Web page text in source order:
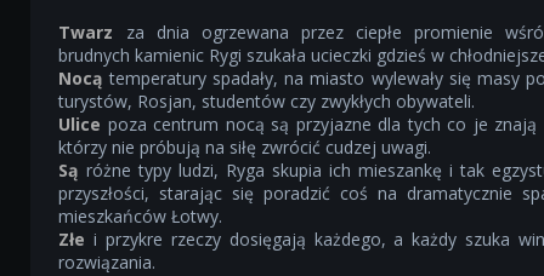
Twarz za dnia ogrzewana przez ciepłe promienie
brudnych kamienic Rygi szukała ucieczki gdzieś w
Nocą temperatury spadały, na miasto wylewały się masy
turystów, Rosjan, studentów czy zwykłych obywateli.
Ulice poza centrum nocą są przyjazne dla tych co je znają
którzy nie próbują na siłę zwrócić cudzej uwagi.
Są różne typy ludzi, Ryga skupia ich mieszankę i tak
przyszłości, starając się poradzić coś na dramatycznie
mieszkańców Łotwy.
Złe i przykre rzeczy dosięgają każdego, a każdy szuka
rozwiązania.